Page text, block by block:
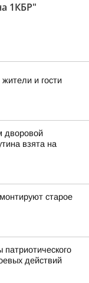
1КБР"
и гости
дворовой
взята на
старое
действий